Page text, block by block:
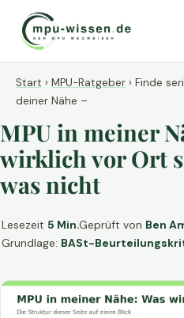
Start › MPU-Ratgeber › Finde
deiner Nähe –
MPU in meiner
wirklich vor Ort
was nicht
Lesezeit 5 Min.Geprüft von Ben
Grundlage: BASt-